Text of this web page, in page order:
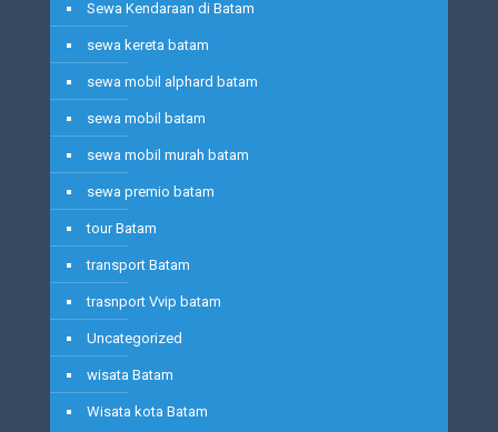
Sewa Kendaraan di Batam
sewa kereta batam
sewa mobil alphard batam
sewa mobil batam
sewa mobil murah batam
sewa premio batam
tour Batam
transport Batam
trasnport Vvip batam
Uncategorized
wisata Batam
Wisata kota Batam